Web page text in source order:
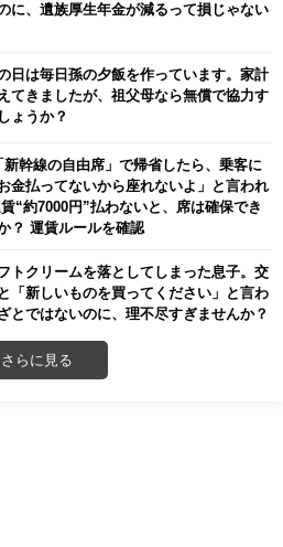
に、遺族厚生年金が減るって損じゃない
日は毎日孫の夕飯を作っています。家計
てきましたが、祖父母なら無償で協力す
ょうか？
新幹線の自由席」で帰省したら、乗客に
金払ってないから座れないよ」と言われ
“約7000円”払わないと、席は確保でき
？ 運賃ルールを確認
トクリームを落としてしまった息子。交
「新しいものを買ってください」と言わ
とではないのに、理不尽すぎませんか？
さらに見る